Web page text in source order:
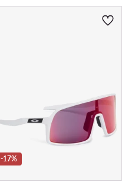
-17%